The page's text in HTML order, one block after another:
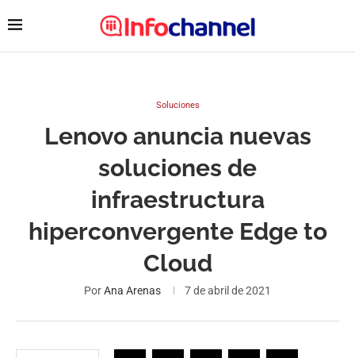
Soluciones
Lenovo anuncia nuevas
soluciones de
infraestructura
hiperconvergente Edge to
Cloud
PorAna Arenas 7 de abril de 2021